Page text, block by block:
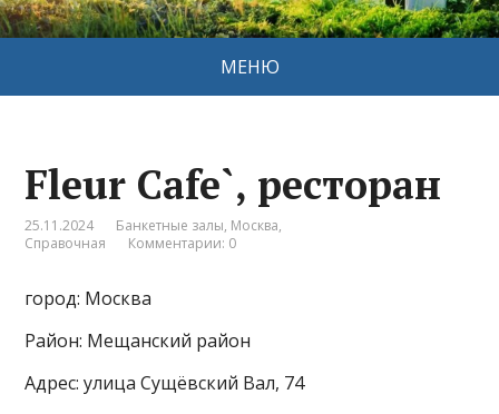
МЕНЮ
Fleur Сafe`, ресторан
25.11.2024 Банкетные залы, Москва,
Справочная
Комментарии: 0
город: Москва
Район: Мещанский район
Адрес: улица Сущёвский Вал, 74